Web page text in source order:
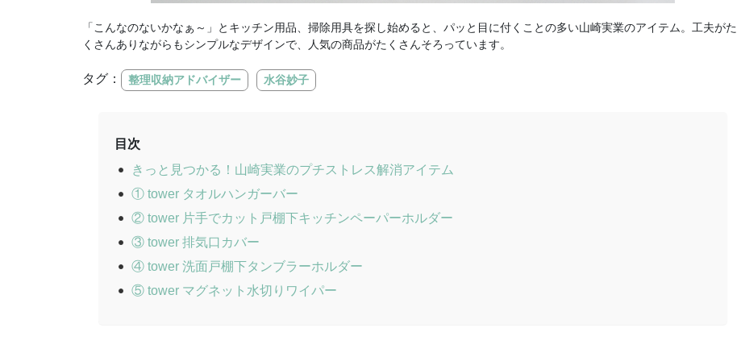
「こんなのないかなぁ～」とキッチン用品、掃除用具を探し始めると、パッと目に付くことの多い山崎実業のアイテム。工夫がた
くさんありながらもシンプルなデザインで、人気の商品がたくさんそろっています。
タグ： 整理収納アドバイザー 水谷妙子
目次
きっと見つかる！山崎実業のプチストレス解消アイテム
① tower タオルハンガーバー
② tower 片手でカット戸棚下キッチンペーパーホルダー
③ tower 排気口カバー
④ tower 洗面戸棚下タンブラーホルダー
⑤ tower マグネット水切りワイパー